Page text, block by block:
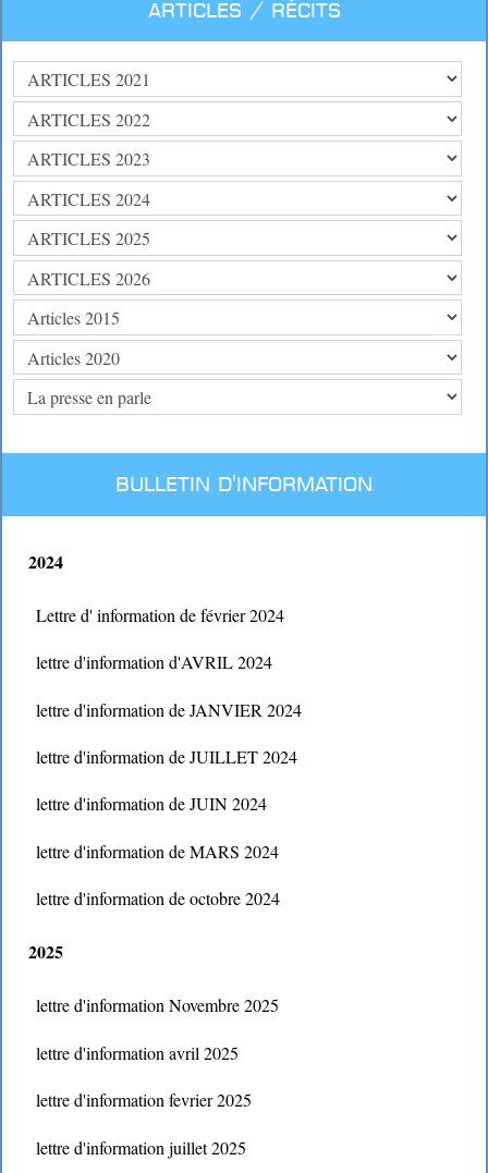
Articles / Récits
BULLETIN D'INFORMATION
2024
Lettre d' information de février 2024
lettre d'information d'AVRIL 2024
lettre d'information de JANVIER 2024
lettre d'information de JUILLET 2024
lettre d'information de JUIN 2024
lettre d'information de MARS 2024
lettre d'information de octobre 2024
2025
lettre d'information Novembre 2025
lettre d'information avril 2025
lettre d'information fevrier 2025
lettre d'information juillet 2025